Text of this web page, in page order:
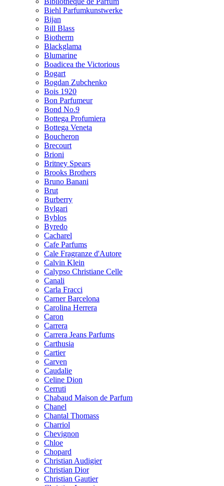
Biehl Parfumkunstwerke
Bijan
Bill Blass
Biotherm
Blackglama
Blumarine
Boadicea the Victorious
Bogart
Bogdan Zubchenko
Bois 1920
Bon Parfumeur
Bond No.9
Bottega Profumiera
Bottega Veneta
Boucheron
Brecourt
Brioni
Britney Spears
Brooks Brothers
Bruno Banani
Brut
Burberry
Bvlgari
Byblos
Byredo
Cacharel
Cafe Parfums
Cale Fragranze d'Autore
Calvin Klein
Calypso Christiane Celle
Canali
Carla Fracci
Carner Barcelona
Carolina Herrera
Caron
Carrera
Carrera Jeans Parfums
Carthusia
Cartier
Carven
Caudalie
Celine Dion
Cerruti
Chabaud Maison de Parfum
Chanel
Chantal Thomass
Charriol
Chevignon
Chloe
Chopard
Christian Audigier
Christian Dior
Christian Gautier